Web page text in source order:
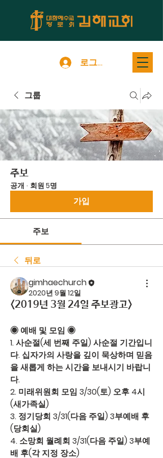
로그인
그룹
주보
공개 · 회원 5명
가입
주보
뒤로
gimhaechurch
2020년 9월 12일
<2019년 3월 24일 주보광고>
◉ 예배 및 모임 ◉
1. 사순절(세 번째 주일) 사순절 기간입니
다. 십자가의 사랑을 깊이 묵상하며 믿음
을 새롭게 하는 시간을 보내시기 바랍니
다.
2. 미래위원회 모임 3/30(토) 오후 4시
(새가족실)
3. 정기당회 3/31(다음 주일) 3부예배 후
(당회실)
4. 소망회 월례회 3/31(다음 주일) 3부예
배 후(각 지정 장소)